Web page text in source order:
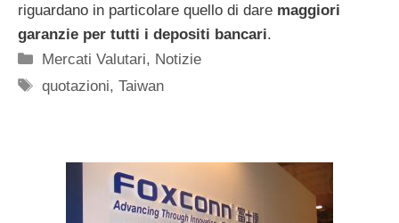
riguardano in particolare quello di dare maggiori
garanzie per tutti i depositi bancari.
Categorie
Mercati Valutari, Notizie
Tag
quotazioni,Taiwan